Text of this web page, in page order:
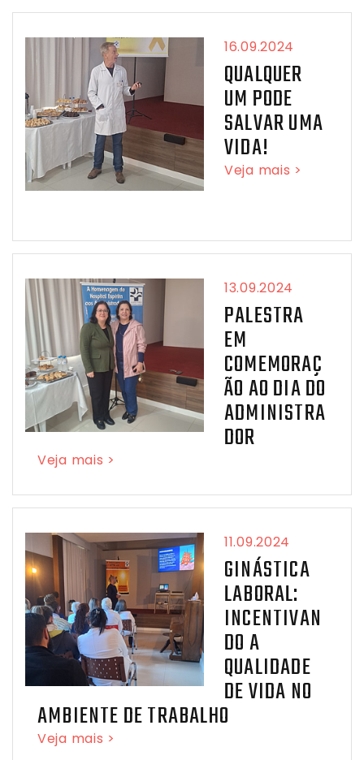
16.09.2024
QUALQUER
UM PODE
SALVAR UMA
VIDA!
Veja mais >
13.09.2024
PALESTRA
EM
COMEMORAÇ
ÃO AO DIA DO
ADMINISTRA
DOR
Veja mais >
11.09.2024
GINÁSTICA
LABORAL:
INCENTIVAN
DO A
QUALIDADE
DE VIDA NO
AMBIENTE DE TRABALHO
Veja mais >